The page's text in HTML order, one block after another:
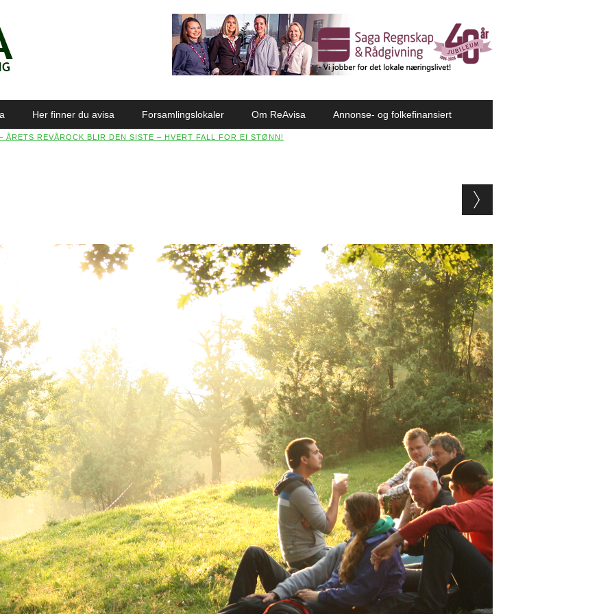
Her finner du avisa Forsamlingslokaler Om ReAvisa Annonse- og folkefinansiert
ÅRETS REVÅROCK BLIR DEN SISTE – HVERT FALL FOR EI STØNN!